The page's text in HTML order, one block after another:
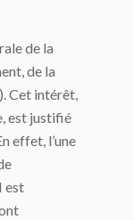
de la
de la
Cet intérêt,
est justifié
effet, l’une
est